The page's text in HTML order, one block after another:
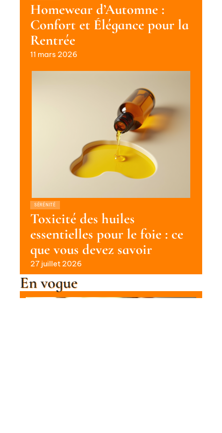
Homewear d’Automne :
Confort et Élégance pour la
Rentrée
11 mars 2026
SÉRÉNITÉ
Toxicité des huiles
essentielles pour le foie : ce
que vous devez savoir
27 juillet 2026
En vogue